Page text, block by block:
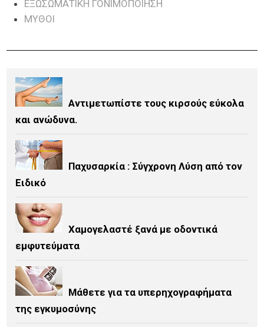
ΕΞΩΣΩΜΑΤΙΚΉ ΓΟΝΙΜΟΠΟΊΗΣΗ
ΜΎΘΟΙ
Αντιμετωπίστε τους κιρσούς εύκολα
και ανώδυνα.
Παχυσαρκία : Σύγχρονη Λύση από τον
Ειδικό
Χαμογελαστέ ξανά με οδοντικά
εμφυτεύματα
Μάθετε για τα υπερηχογραφήματα
της εγκυμοσύνης